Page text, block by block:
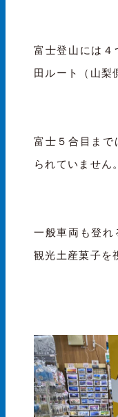
富士登山には４
田ルート（山梨
富士５合目まで
られていません。
一般車両も登れ
観光土産菓子を